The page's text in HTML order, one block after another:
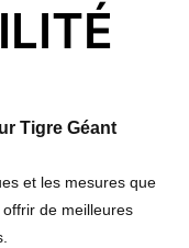
Tigre Géant
et les mesures que
de meilleures